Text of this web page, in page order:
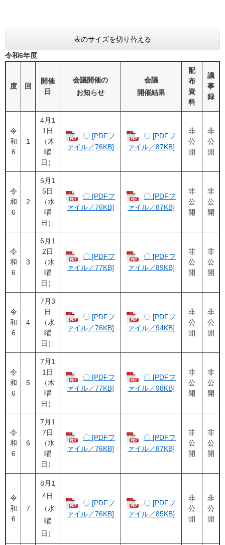
表のサイズを切り替える
令和6年度
度 回
開催
日
会議開催の
お知らせ
会議
開催結果
配
布
資
料
議
事
録
令
和
6
1
4月1
1日
（木
曜
日）
〇 [PDFフ
ァイル／76KB]
〇 [PDFフ
ァイル／87KB]
非
公
開
非
公
開
令
和
6
2
5月1
5日
（水
曜
日）
〇 [PDFフ
ァイル／76KB]
〇 [PDFフ
ァイル／87KB]
非
公
開
非
公
開
令
和
6
3
6月1
2日
（水
曜
日）
〇 [PDFフ
ァイル／77KB]
〇 [PDFフ
ァイル／89KB]
非
公
開
非
公
開
令
和
6
4
7月3
日
（水
曜
日）
〇 [PDFフ
ァイル／76KB]
〇 [PDFフ
ァイル／94KB]
非
公
開
非
公
開
令
和
6
5
7月1
1日
（木
曜
日）
〇 [PDFフ
ァイル／77KB]
〇 [PDFフ
ァイル／98KB]
非
公
開
非
公
開
令
和
6
6
7月1
7日
（水
曜
日）
〇 [PDFフ
ァイル／76KB]
〇 [PDFフ
ァイル／87KB]
非
公
開
非
公
開
令
和
6
7
8月1
4日
（水
曜
日）
〇 [PDFフ
ァイル／76KB]
〇 [PDFフ
ァイル／85KB]
非
公
開
非
公
開